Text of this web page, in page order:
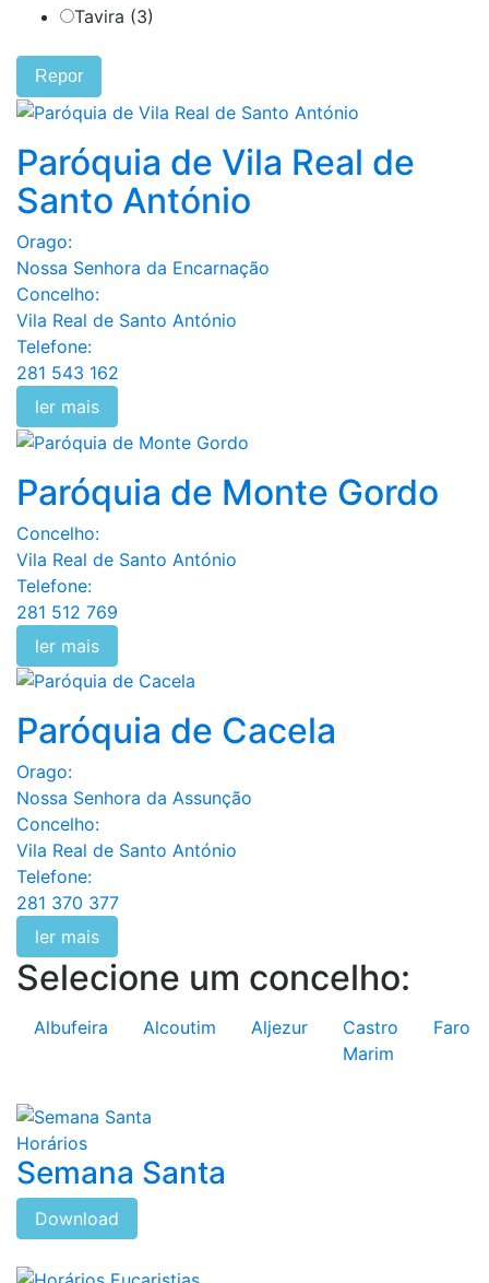
Tavira (3)
Repor
Paróquia de Vila Real de
Santo António
Orago:
Nossa Senhora da Encarnação
Concelho:
Vila Real de Santo António
Telefone:
281 543 162
ler mais
Paróquia de Monte Gordo
Concelho:
Vila Real de Santo António
Telefone:
281 512 769
ler mais
Paróquia de Cacela
Orago:
Nossa Senhora da Assunção
Concelho:
Vila Real de Santo António
Telefone:
281 370 377
ler mais
Selecione um concelho:
Albufeira Alcoutim Aljezur
Castro
Marim
Faro
Horários
Semana Santa
Download